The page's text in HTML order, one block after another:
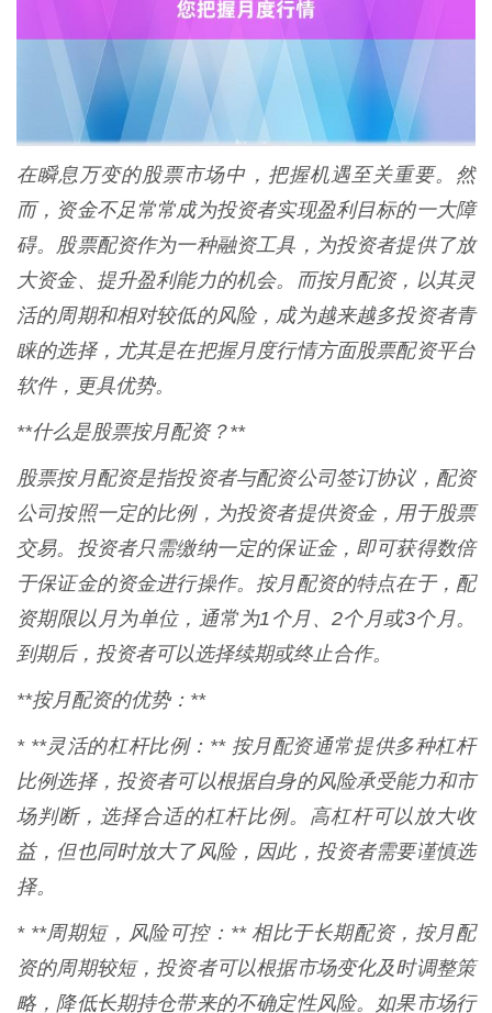
在瞬息万变的股票市场中，把握机遇至关重要。然
而，资金不足常常成为投资者实现盈利目标的一大障
碍。股票配资作为一种融资工具，为投资者提供了放
大资金、提升盈利能力的机会。而按月配资，以其灵
活的周期和相对较低的风险，成为越来越多投资者青
睐的选择，尤其是在把握月度行情方面股票配资平台
软件，更具优势。
**什么是股票按月配资？**
股票按月配资是指投资者与配资公司签订协议，配资
公司按照一定的比例，为投资者提供资金，用于股票
交易。投资者只需缴纳一定的保证金，即可获得数倍
于保证金的资金进行操作。按月配资的特点在于，配
资期限以月为单位，通常为1个月、2个月或3个月。
到期后，投资者可以选择续期或终止合作。
**按月配资的优势：**
* **灵活的杠杆比例：** 按月配资通常提供多种杠杆
比例选择，投资者可以根据自身的风险承受能力和市
场判断，选择合适的杠杆比例。高杠杆可以放大收
益，但也同时放大了风险，因此，投资者需要谨慎选
择。
* **周期短，风险可控：** 相比于长期配资，按月配
资的周期较短，投资者可以根据市场变化及时调整策
略，降低长期持仓带来的不确定性风险。如果市场行